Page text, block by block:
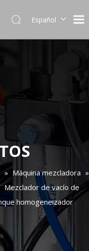
Español
Pусский
Deutsch
Italiano
日本語
한국어
» Máquina mezcladora »
Mezclador de vacío de
homogeneizador